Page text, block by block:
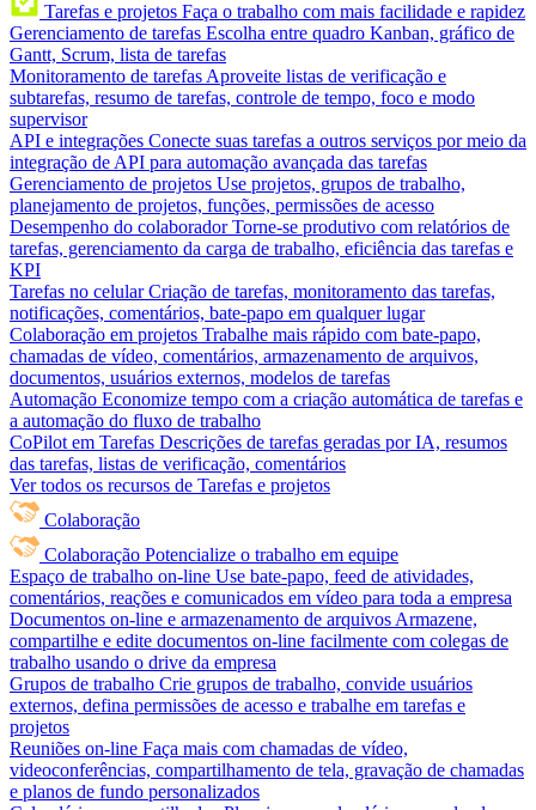
Tarefas e projetos Faça o trabalho com mais facilidade e rapidez
Gerenciamento de tarefas Escolha entre quadro Kanban, gráfico de
Gantt, Scrum, lista de tarefas
Monitoramento de tarefas Aproveite listas de verificação e
subtarefas, resumo de tarefas, controle de tempo, foco e modo
supervisor
API e integrações Conecte suas tarefas a outros serviços por meio da
integração de API para automação avançada das tarefas
Gerenciamento de projetos Use projetos, grupos de trabalho,
planejamento de projetos, funções, permissões de acesso
Desempenho do colaborador Torne-se produtivo com relatórios de
tarefas, gerenciamento da carga de trabalho, eficiência das tarefas e
KPI
Tarefas no celular Criação de tarefas, monitoramento das tarefas,
notificações, comentários, bate-papo em qualquer lugar
Colaboração em projetos Trabalhe mais rápido com bate-papo,
chamadas de vídeo, comentários, armazenamento de arquivos,
documentos, usuários externos, modelos de tarefas
Automação Economize tempo com a criação automática de tarefas e
a automação do fluxo de trabalho
CoPilot em Tarefas Descrições de tarefas geradas por IA, resumos
das tarefas, listas de verificação, comentários
Ver todos os recursos de Tarefas e projetos
Colaboração
Colaboração Potencialize o trabalho em equipe
Espaço de trabalho on-line Use bate-papo, feed de atividades,
comentários, reações e comunicados em vídeo para toda a empresa
Documentos on-line e armazenamento de arquivos Armazene,
compartilhe e edite documentos on-line facilmente com colegas de
trabalho usando o drive da empresa
Grupos de trabalho Crie grupos de trabalho, convide usuários
externos, defina permissões de acesso e trabalhe em tarefas e
projetos
Reuniões on-line Faça mais com chamadas de vídeo,
videoconferências, compartilhamento de tela, gravação de chamadas
e planos de fundo personalizados